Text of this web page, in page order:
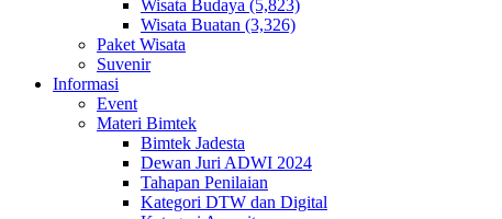
Wisata Budaya (5,823)
Wisata Buatan (3,326)
Paket Wisata
Suvenir
Informasi
Event
Materi Bimtek
Bimtek Jadesta
Dewan Juri ADWI 2024
Tahapan Penilaian
Kategori DTW dan Digital